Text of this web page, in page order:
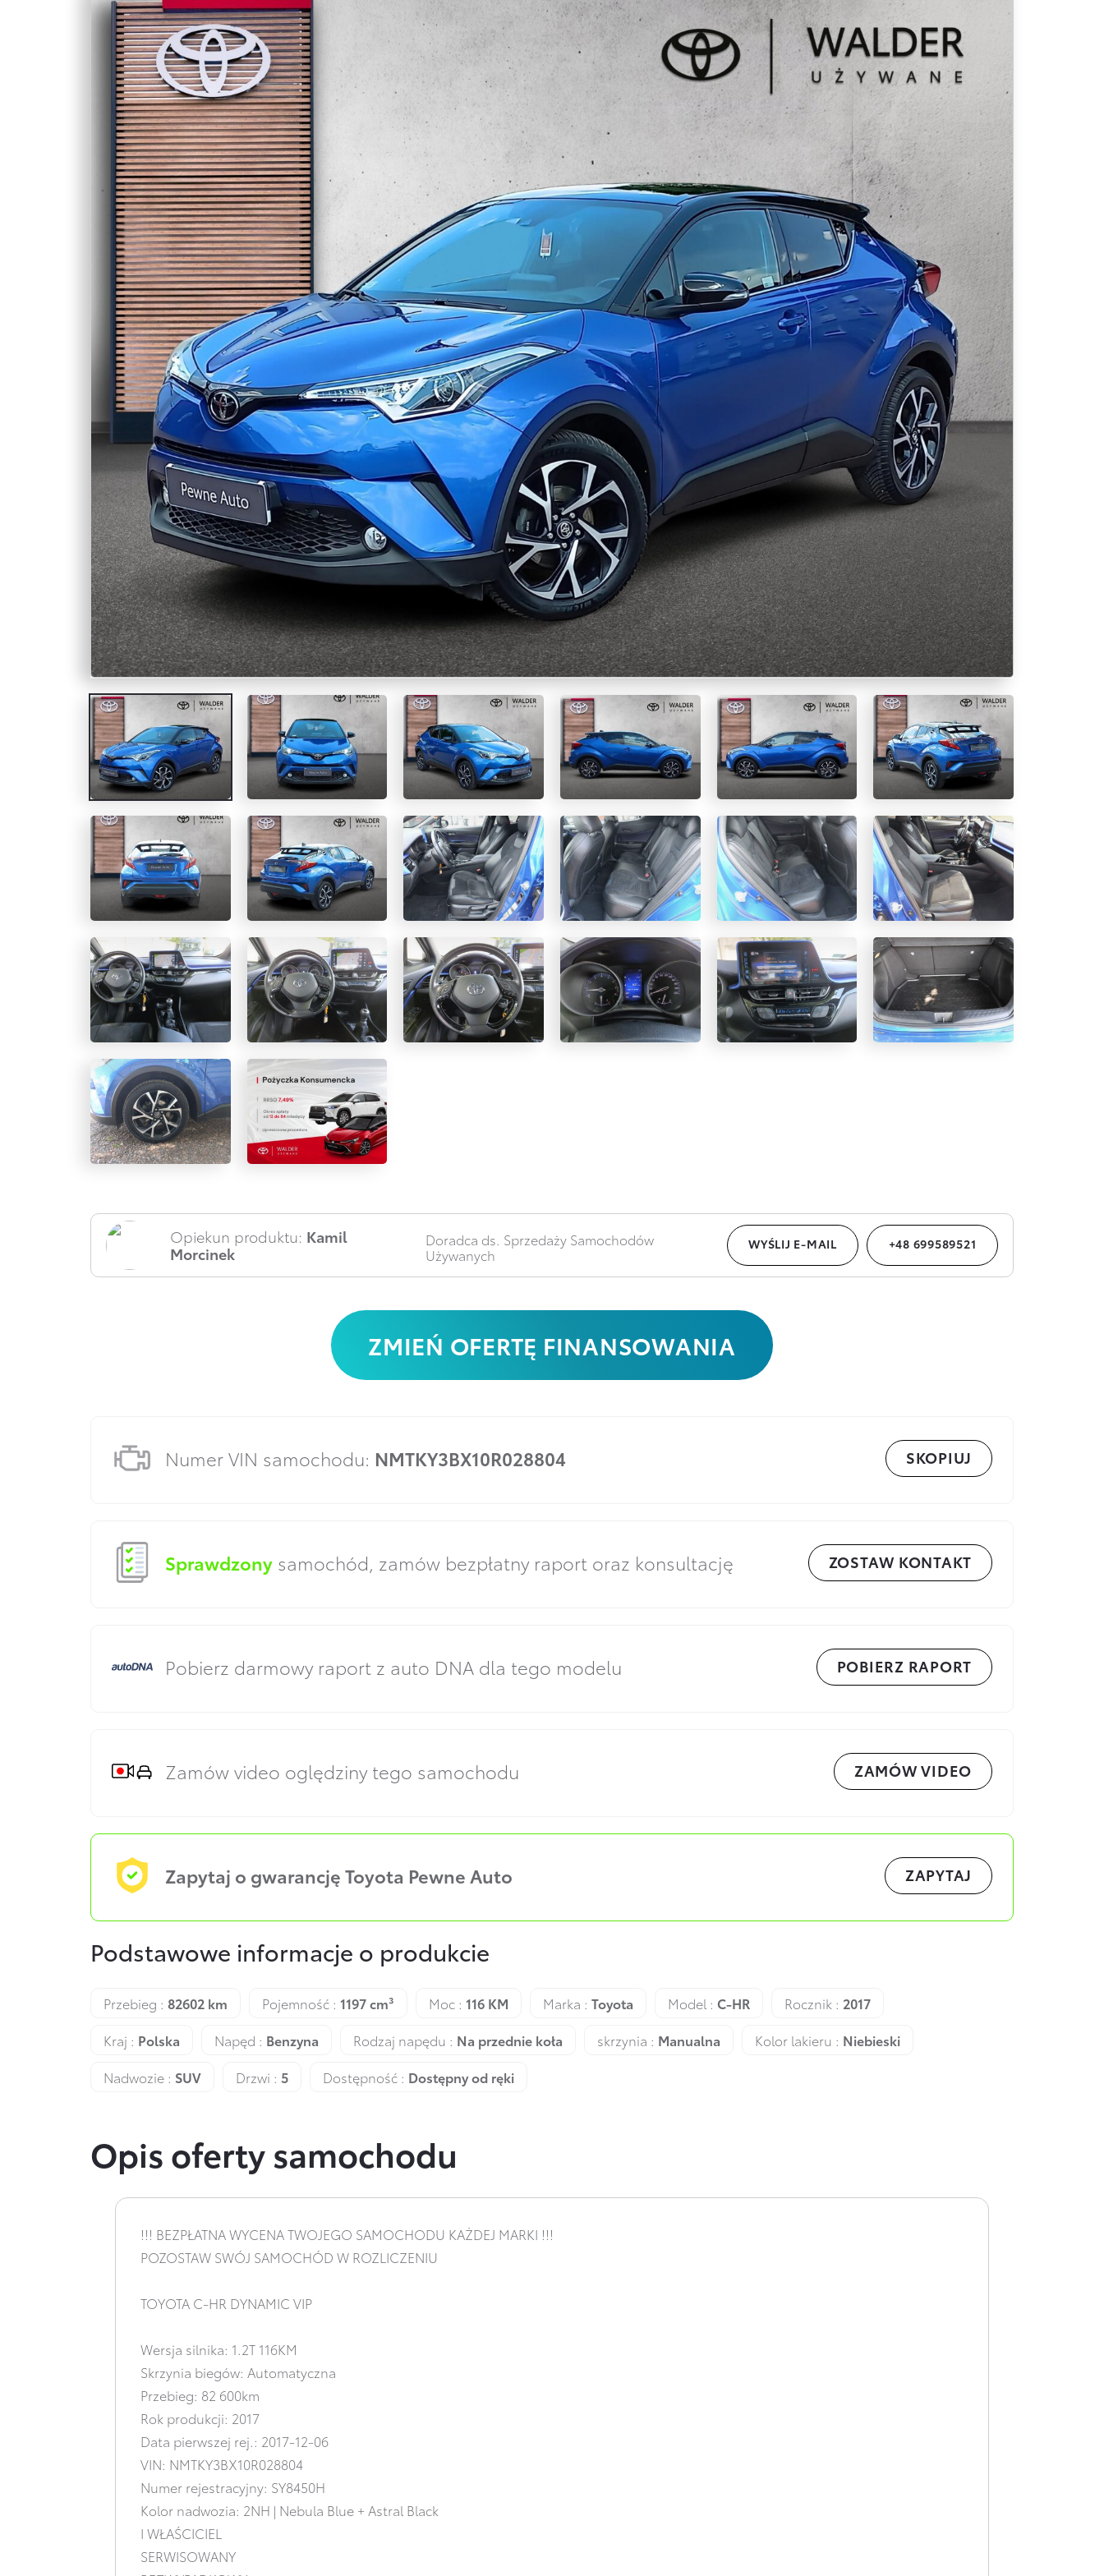
Opiekun produktu: Kamil
Morcinek
Doradca ds. Sprzedaży Samochodów
Używanych
WYŚLIJ E-MAIL +48 699589521
ZMIEŃ OFERTĘ FINANSOWANIA
Numer VIN samochodu: NMTKY3BX10R028804 SKOPIUJ
Sprawdzony samochód, zamów bezpłatny raport oraz konsultację ZOSTAW KONTAKT
Pobierz darmowy raport z auto DNA dla tego modelu POBIERZ RAPORT
Zamów video oględziny tego samochodu ZAMÓW VIDEO
Zapytaj o gwarancję Toyota Pewne Auto ZAPYTAJ
Podstawowe informacje o produkcie
Przebieg : 82602 km Pojemność : 1197 cm³ Moc : 116 KM Marka : Toyota Model : C-HR Rocznik : 2017
Kraj : Polska Napęd : Benzyna Rodzaj napędu : Na przednie koła skrzynia : Manualna Kolor lakieru : Niebieski
Nadwozie : SUV Drzwi : 5 Dostępność : Dostępny od ręki
Opis oferty samochodu
!!! BEZPŁATNA WYCENA TWOJEGO SAMOCHODU KAŻDEJ MARKI !!!
POZOSTAW SWÓJ SAMOCHÓD W ROZLICZENIU
TOYOTA C-HR DYNAMIC VIP
Wersja silnika: 1.2T 116KM
Skrzynia biegów: Automatyczna
Przebieg: 82 600km
Rok produkcji: 2017
Data pierwszej rej.: 2017-12-06
VIN: NMTKY3BX10R028804
Numer rejestracyjny: SY8450H
Kolor nadwozia: 2NH | Nebula Blue + Astral Black
I WŁAŚCICIEL
SERWISOWANY